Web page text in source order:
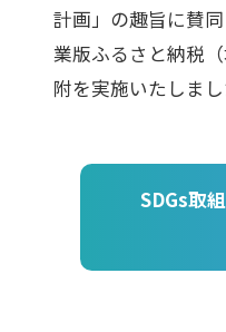
計画」の趣旨に賛
業版ふるさと納税
附を実施いたしまし
SDGs取